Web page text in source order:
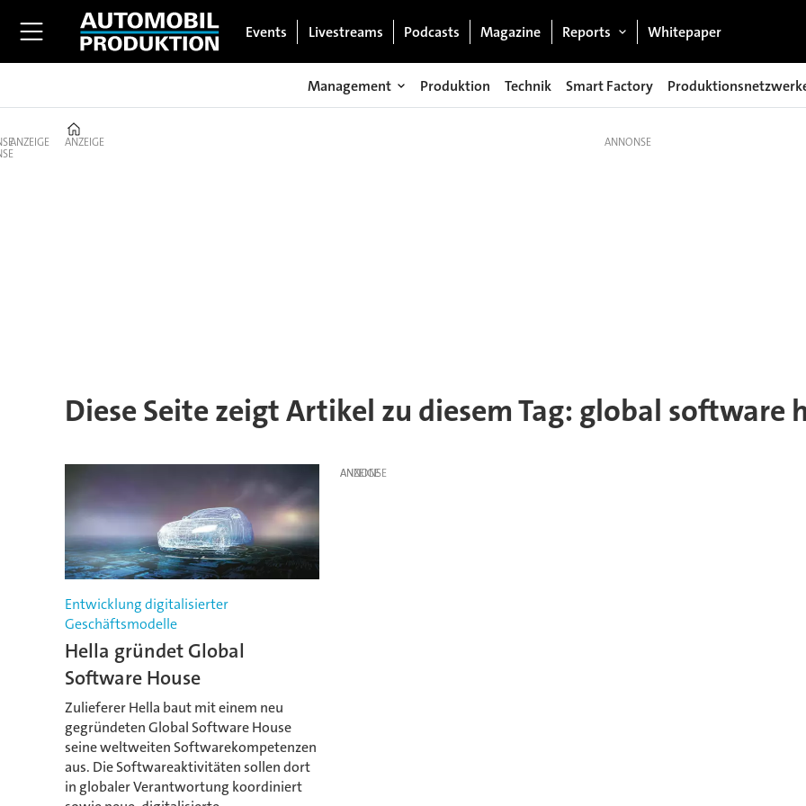
Events Livestreams Podcasts Magazine Reports Whitepaper
Management Produktion Technik Smart Factory
ANZEIGE ANZEIGE
Diese Seite zeigt Artikel zu diesem Tag: global software
Entwicklung digitalisierter
Geschäftsmodelle
Hella gründet Global
Software House
Zulieferer Hella baut mit einem neu
gegründeten Global Software House
seine weltweiten Softwarekompetenzen
aus. Die Softwareaktivitäten sollen dort
in globaler Verantwortung koordiniert
ANZEIGE